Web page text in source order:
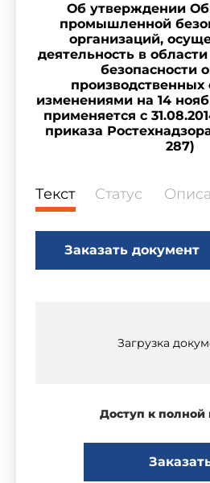
Об утверждении
промышленной
организаций,
деятельность в
безопасности
производственных
изменениями на 14
применяется с
приказа
287)
Текст Статус
Заказать документ
Загрузка
Доступ к полной